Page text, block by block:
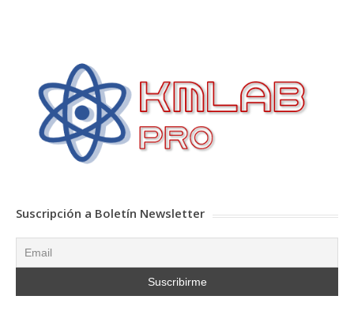
Suscripción a Boletín Newsletter